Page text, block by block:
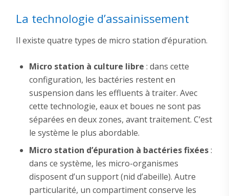
La technologie d’assainissement
Il existe quatre types de micro station d’épuration.
Micro station à culture libre : dans cette
configuration, les bactéries restent en
suspension dans les effluents à traiter. Avec
cette technologie, eaux et boues ne sont pas
séparées en deux zones, avant traitement. C’est
le système le plus abordable.
Micro station d’épuration à bactéries fixées:
dans ce système, les micro-organismes
disposent d’un support (nid d’abeille). Autre
particularité, un compartiment conserve les